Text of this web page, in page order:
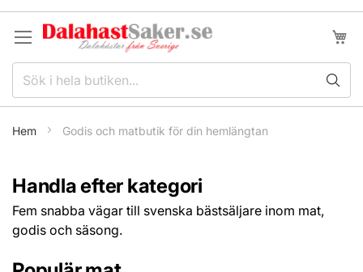
Hoppa
till
innehållet
Min
Hem Godis och matbutik för din hemlängtan
Handla efter kategori
Fem snabba vägar till svenska bästsäljare inom mat,
godis och säsong.